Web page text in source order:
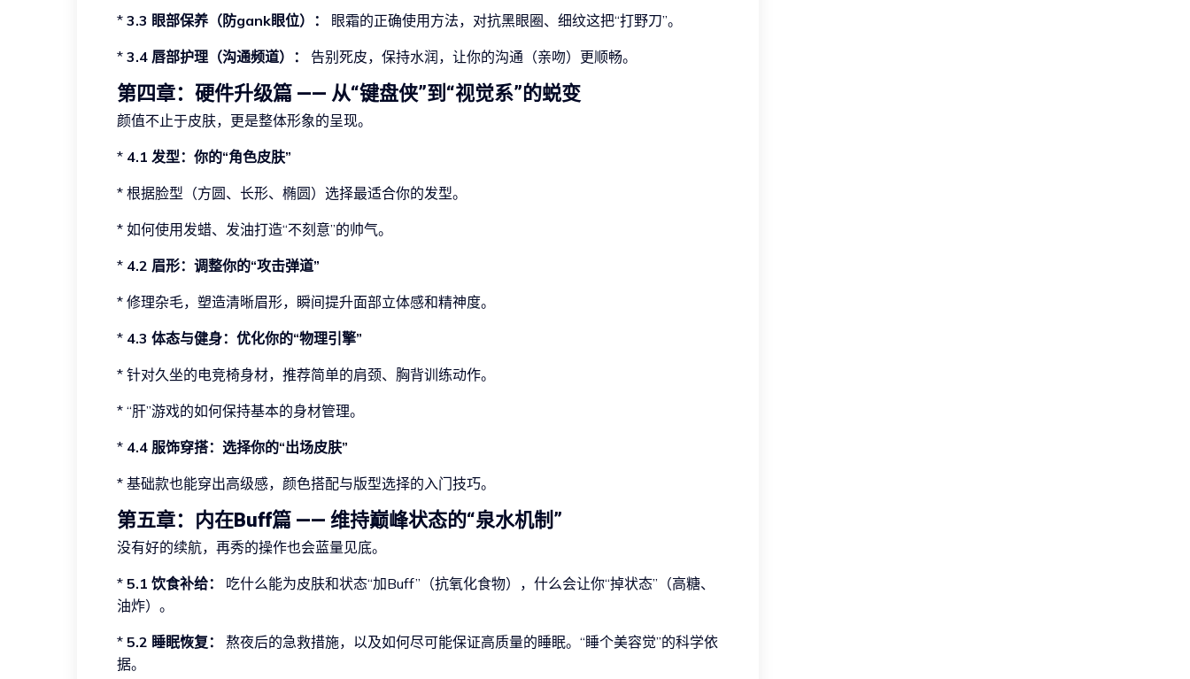
* 3.3 眼部保养（防gank眼位）： 眼霜的正确使用方法，对抗黑眼圈、细纹这把“打野刀”。
* 3.4 唇部护理（沟通频道）： 告别死皮，保持水润，让你的沟通（亲吻）更顺畅。
第四章：硬件升级篇 —— 从“键盘侠”到“视觉系”的蜕变
颜值不止于皮肤，更是整体形象的呈现。
* 4.1 发型：你的“角色皮肤”
* 根据脸型（方圆、长形、椭圆）选择最适合你的发型。
* 如何使用发蜡、发油打造“不刻意”的帅气。
* 4.2 眉形：调整你的“攻击弹道”
* 修理杂毛，塑造清晰眉形，瞬间提升面部立体感和精神度。
* 4.3 体态与健身：优化你的“物理引擎”
* 针对久坐的电竞椅身材，推荐简单的肩颈、胸背训练动作。
* “肝”游戏的如何保持基本的身材管理。
* 4.4 服饰穿搭：选择你的“出场皮肤”
* 基础款也能穿出高级感，颜色搭配与版型选择的入门技巧。
第五章：内在Buff篇 —— 维持巅峰状态的“泉水机制”
没有好的续航，再秀的操作也会蓝量见底。
* 5.1 饮食补给：
吃什么能为皮肤和状态“加Buff”（抗氧化食物），什么会让你“掉状态”（高糖、
油炸）。
* 5.2 睡眠恢复：
熬夜后的急救措施，以及如何尽可能保证高质量的睡眠。“睡个美容觉”的科学依
据。